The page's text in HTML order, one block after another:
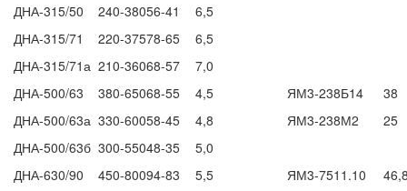
ДНА-315/50
240-38056-41
6,5
ДНА-315/71
220-37578-65
6,5
ДНА-315/71а 210-36068-57
7,0
ДНА-500/63
380-65068-55 4,5 ЯМ3-238Б14
38
ДНА-500/63а 330-60058-45 4,8 ЯМ3-238М2
25
ДНА-500/63б 300-55048-35
5,0
ДНА-630/90
450-80094-83 5,5 ЯМ3-7511.10